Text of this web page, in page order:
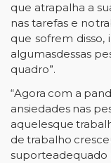
que atrapalha a
nas tarefas e no
que sofrem disso,
algumasdessas
quadro”.
“Agora com a
ansiedades nas
aquelesque
de trabalho
suporteadequado